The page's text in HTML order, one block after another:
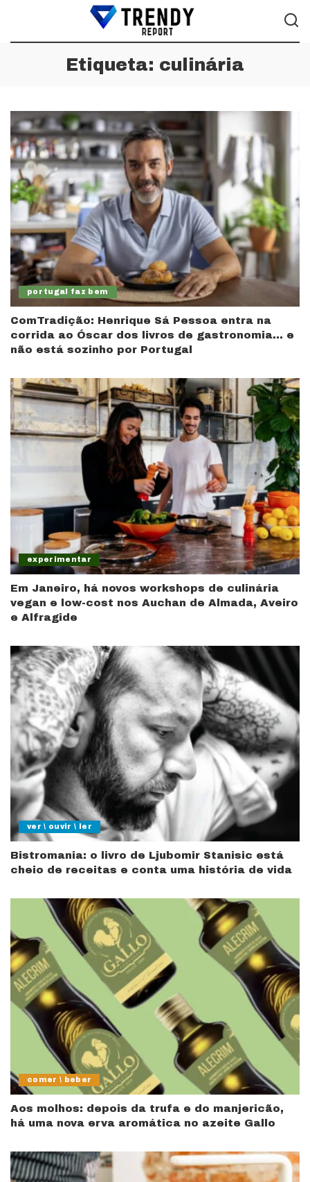
Etiqueta: culinária
portugal faz bem
ComTradição: Henrique Sá Pessoa entra na
corrida ao Óscar dos livros de gastronomia… e
não está sozinho por Portugal
experimentar
Em Janeiro, há novos workshops de culinária
vegan e low-cost nos Auchan de Almada, Aveiro
e Alfragide
ver \ ouvir \ ler
Bistromania: o livro de Ljubomir Stanisic está
cheio de receitas e conta uma história de vida
comer \ beber
Aos molhos: depois da trufa e do manjericão,
há uma nova erva aromática no azeite Gallo